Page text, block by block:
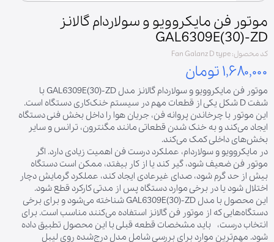
موتور فن مایکروویو و سولاردام گالانز
GAL6309E(30)-ZD
کد محصول: Fan Galanz D type
۱,۶۸۰,۰۰۰ تومان
موتور فن مایکروویو و سولاردام گالانز مدل GAL6309E(30)-ZD با
شفت D شکل یکی از قطعات مهم در سیستم خنک‌کاری دستگاه است.
این موتور با چرخاندن پروانه فن، جریان هوا را داخل بخش فنی دستگاه
ایجاد می‌کند و به خنک شدن قطعاتی مانند مگنترون، ترانس و سایر
بخش‌های داخلی کمک می‌کند.
در مایکروویو و سولاردام، عملکرد درست فن اهمیت زیادی دارد. اگر
موتور فن ضعیف شود، گیر کند یا از کار بیفتد، ممکن است دستگاه
بیش از حد گرم شود، صدای غیرعادی ایجاد کند، عملکرد گرمایش دچار
اختلال شود یا در برخی موارد دستگاه پس از مدتی کارکرد قطع شود.
این محصول با مدل GAL6309E(30)-ZD شناخته می‌شود و برای برخی
دستگاه‌هایی که از موتور فن گالانز استفاده می‌کنند مناسب است. برای
انتخاب درست، باید مشخصات قطعه قبلی با این محصول تطبیق داده
شود. مهم‌ترین موارد برای بررسی شامل مدل درج‌شده روی لیبل